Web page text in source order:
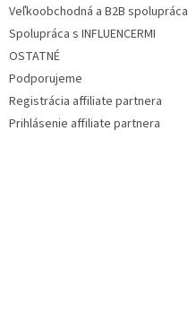
Veľkoobchodná a B2B spolupráca
Spolupráca s INFLUENCERMI
OSTATNÉ
Podporujeme
Registrácia affiliate partnera
Prihlásenie affiliate partnera